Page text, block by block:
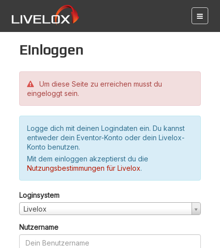
Einloggen
Um diese Seite zu erreichen musst du
eingeloggt sein.
Logge dich mit deinen Logindaten ein. Du kannst
entweder dein Eventor-Konto oder dein Livelox-
Konto benutzen.
Mit dem einloggen akzeptierst du die
Nutzungsbestimmungen für Livelox.
Loginsystem
Livelox
Nutzername